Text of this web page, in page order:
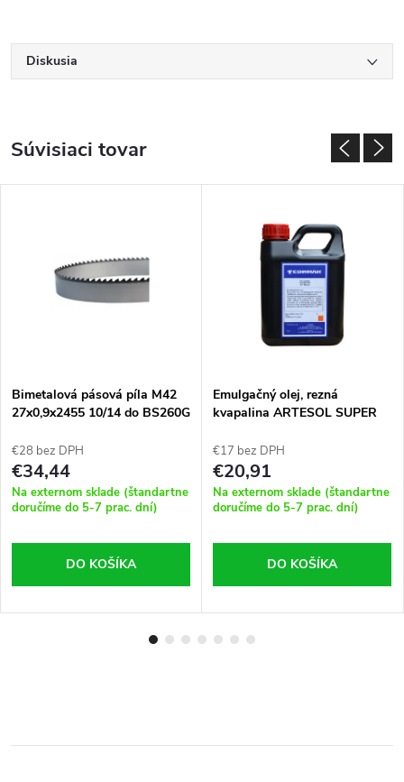
Diskusia
Súvisiaci tovar
Bimetalová pásová píla M42
27x0,9x2455 10/14 do BS260G
€28 bez DPH
€34,44
Na externom sklade (štandartne
doručíme do 5-7 prac. dní)
DO KOŠÍKA
Emulgačný olej, rezná
kvapalina ARTESOL SUPER
€17 bez DPH
€20,91
Na externom sklade (štandartne
doručíme do 5-7 prac. dní)
DO KOŠÍKA